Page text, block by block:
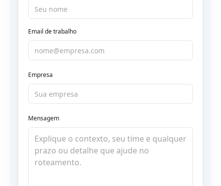
Email de trabalho
Empresa
Mensagem